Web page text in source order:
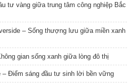
tư vàng giữa trung tâm công nghiệp Bắc
– Sống thượng lưu giữa miền xanh
gian sống xanh giữa lòng đô thị
– Điểm sáng đầu tư sinh lời bền vững